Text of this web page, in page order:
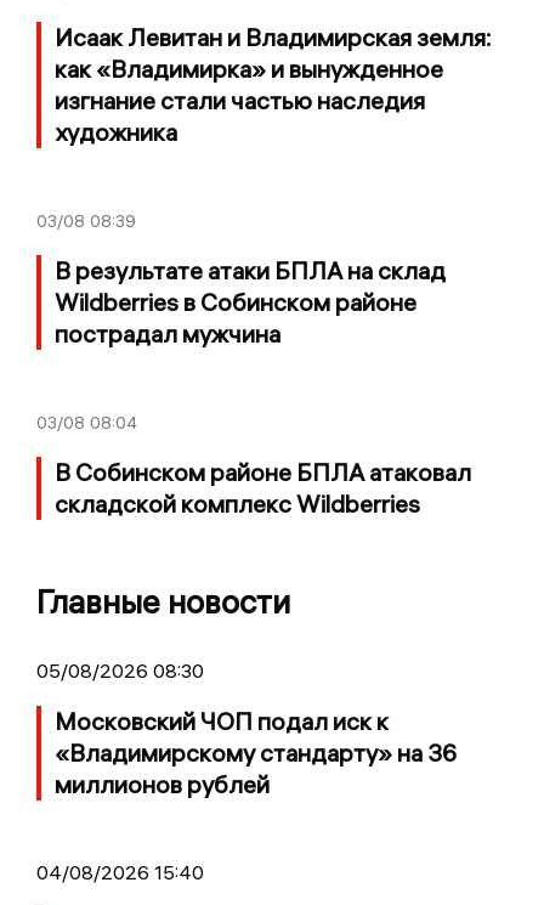
Исаак Левитан и Владимирская земля:
как «Владимирка» и вынужденное
изгнание стали частью наследия
художника
03/08 08:39
В результате атаки БПЛА на склад
Wildberries в Собинском районе
пострадал мужчина
03/08 08:04
В Собинском районе БПЛА атаковал
складской комплекс Wildberries
Главные новости
05/08/2026 08:30
Московский ЧОП подал иск к
«Владимирскому стандарту» на 36
миллионов рублей
04/08/2026 15:40